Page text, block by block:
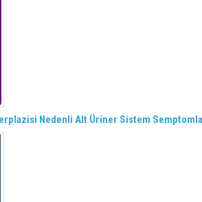
Nedenli Alt Üriner Sistem